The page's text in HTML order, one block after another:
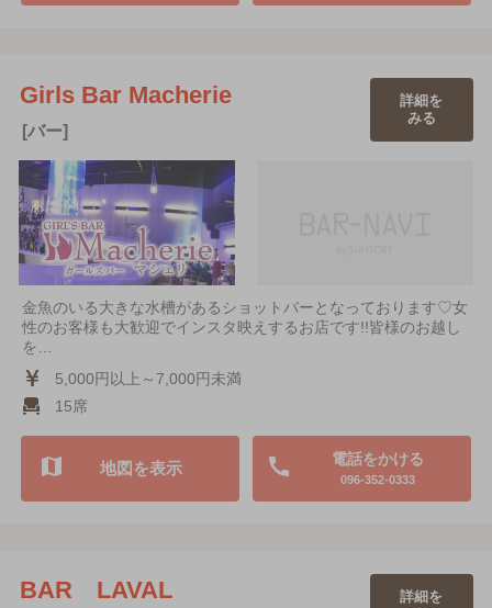
Girls Bar Macherie
[バー]
詳細を
みる
金魚のいる大きな水槽があるショットバーとなっております♡女
性のお客様も大歓迎でインスタ映えするお店です!!皆様のお越し
を…
5,000円以上～7,000円未満
15席
電話をかける
096-352-0333
地図を表示
BAR LAVAL
詳細を